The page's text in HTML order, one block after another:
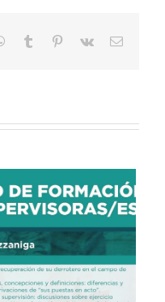
WhatsApp
Tumblr Pinterest
Vk
Correo